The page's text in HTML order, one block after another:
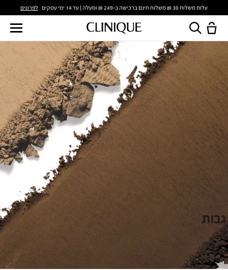
עלות משלוח 30 ₪ משלוח חינם ברכישה ב-249 ₪ ומעלה | עד 14 ימי עסקים לפרטים
גבות